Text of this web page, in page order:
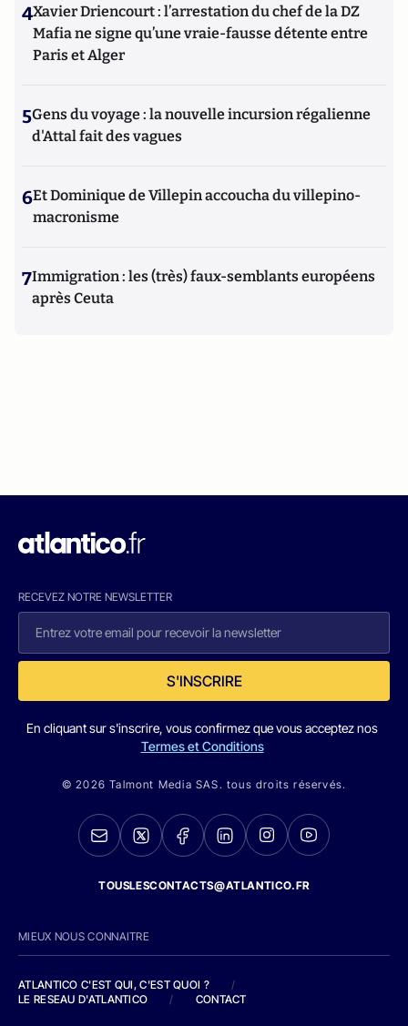
4Xavier Driencourt : l’arrestation du chef de la DZ
Mafia ne signe qu’une vraie-fausse détente entre
Paris et Alger
5Gens du voyage : la nouvelle incursion régalienne
d'Attal fait des vagues
6Et Dominique de Villepin accoucha du villepino-
macronisme
7Immigration : les (très) faux-semblants européens
après Ceuta
RECEVEZ NOTRE NEWSLETTER
S'INSCRIRE
En cliquant sur s'inscrire, vous confirmez que vous acceptez nos
Termes et Conditions
© 2026 Talmont Media SAS. tous droits réservés.
TOUSLESCONTACTS@ATLANTICO.FR
MIEUX NOUS CONNAITRE
ATLANTICO C'EST QUI, C'EST QUOI ?
/
LE RESEAU D'ATLANTICO
/ CONTACT